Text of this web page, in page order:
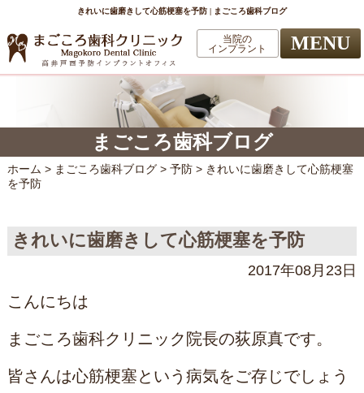
きれいに歯磨きして心筋梗塞を予防 | まごころ歯科ブログ
当院の
インプラント
まごころ歯科ブログ
ホーム > まごころ歯科ブログ> 予防> きれいに歯磨きして心筋梗塞
を予防
きれいに歯磨きして心筋梗塞を予防
2017年08月23日
こんにちは
まごころ歯科クリニック院長の荻原真です。
皆さんは心筋梗塞という病気をご存じでしょう
MENU